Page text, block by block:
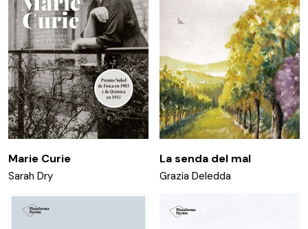
Marie Curie
Sarah Dry
La senda del mal
Grazia Deledda